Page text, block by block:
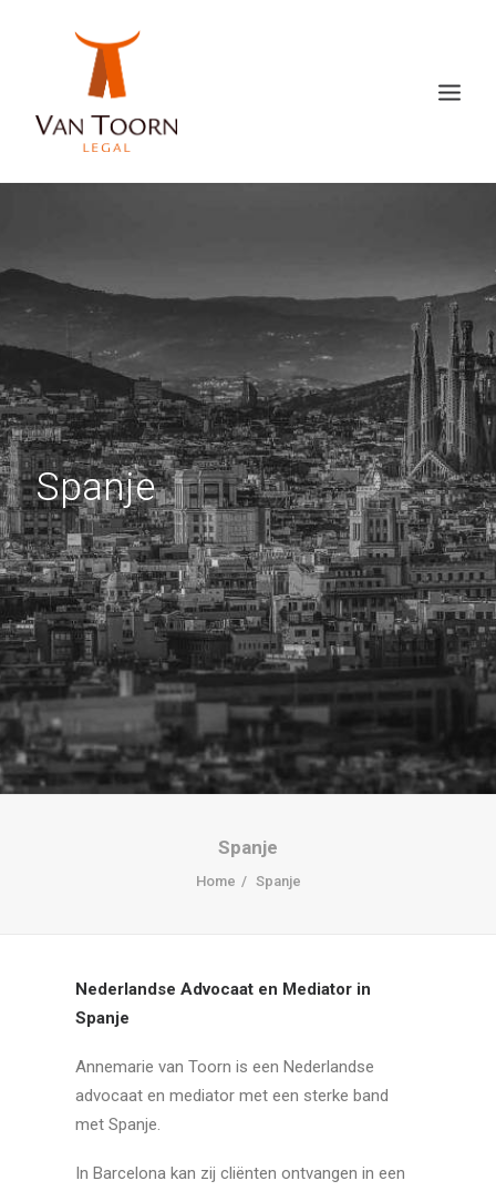
Spanje
Spanje
Home Spanje
Nederlandse Advocaat en Mediator in
Spanje
Annemarie van Toorn is een Nederlandse
advocaat en mediator met een sterke band
met Spanje.
In Barcelona kan zij cliënten ontvangen in een